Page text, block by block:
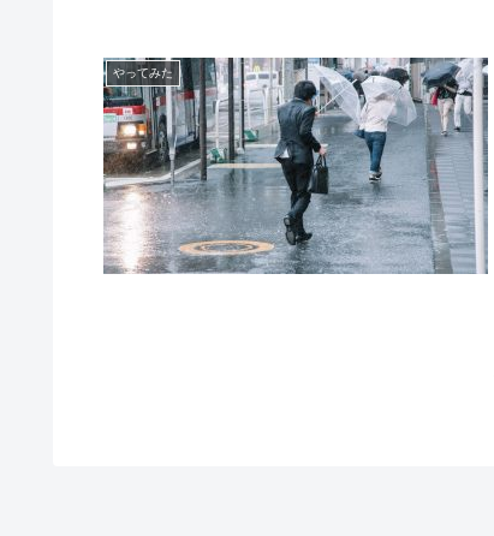
やってみた